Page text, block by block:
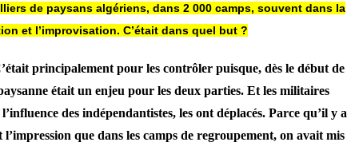
de paysans algériens, dans 2 000 camps, souvent dans la
et l’improvisation. C’était dans quel but ?
principalement pour les contrôler puisque, dès le début de
était un enjeu pour les deux parties. Et les militaires
des indépendantistes, les ont déplacés. Parce qu’il y a
l’impression que dans les camps de regroupement, on avait mis